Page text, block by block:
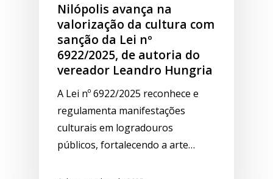
Nilópolis avança na
valorização da cultura com
sanção da Lei nº
6922/2025, de autoria do
vereador Leandro Hungria
A Lei nº 6922/2025 reconhece e
regulamenta manifestações
culturais em logradouros
públicos, fortalecendo a arte…